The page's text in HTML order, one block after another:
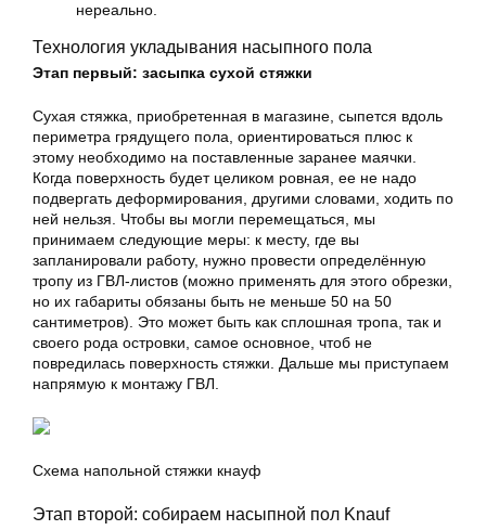
нереально.
Технология укладывания насыпного пола
Этап первый: засыпка сухой стяжки
Сухая стяжка, приобретенная в магазине, сыпется вдоль
периметра грядущего пола, ориентироваться плюс к
этому необходимо на поставленные заранее маячки.
Когда поверхность будет целиком ровная, ее не надо
подвергать деформирования, другими словами, ходить по
ней нельзя. Чтобы вы могли перемещаться, мы
принимаем следующие меры: к месту, где вы
запланировали работу, нужно провести определённую
тропу из ГВЛ-листов (можно применять для этого обрезки,
но их габариты обязаны быть не меньше 50 на 50
сантиметров). Это может быть как сплошная тропа, так и
своего рода островки, самое основное, чтоб не
повредилась поверхность стяжки. Дальше мы приступаем
напрямую к монтажу ГВЛ.
Схема напольной стяжки кнауф
Этап второй: собираем насыпной пол Knauf